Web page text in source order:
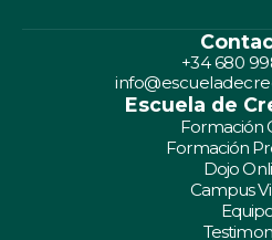
+34 680
Escuela de
Formación
Formación
Dojo
Campus